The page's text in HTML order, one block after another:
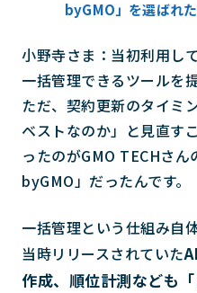
byGMO」を選ばれ
小野寺さま：当初利用し
一括管理できるツールを
ただ、契約更新のタイミ
ベストなのか」と見直す
ったのがGMO TECHさ
byGMO」だったんです。
一括管理という仕組み自
当時リリースされていた
作成、順位計測なども